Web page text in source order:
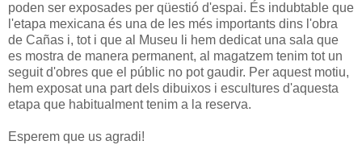
poden ser exposades per qüestió d'espai. És indubtable que
l'etapa mexicana és una de les més importants dins l'obra
de Cañas i, tot i que al Museu li hem dedicat una sala que
es mostra de manera permanent, al magatzem tenim tot un
seguit d'obres que el públic no pot gaudir. Per aquest motiu,
hem exposat una part dels dibuixos i escultures d'aquesta
etapa que habitualment tenim a la reserva.
Esperem que us agradi!